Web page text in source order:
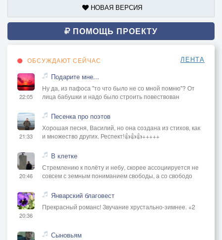
НОВАЯ ВЕРСИЯ
ПОМОЩЬ ПРОЕКТУ
ОБСУЖДАЮТ СЕЙЧАС ЛЕНТА
22:05
Подарите мне...
Ну да, из пафоса "то что было не со мной помню"? От
лица бабушки и надо было строить повествован
21:33
Песенка про поэтов
Хорошая песня, Василий, но она создана из стихов, как
и множество других. Респект!👍👍👍+++++
20:46
В клетке
Стремлению к полёту и небу, скорее ассоциируется не
совсем с земным пониманием свободы, а со свободо
20:36
Январский благовест
Прекрасный романс! Звучание хрустально-зимнее. +2
Сыновьям